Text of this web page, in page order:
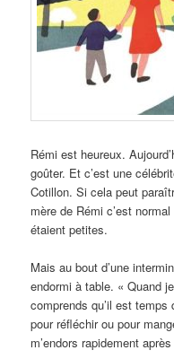
Rémi est heureux.
goûter. Et c’est une
Cotillon. Si cela peut
mère de Rémi c’est
étaient petites.
Mais au bout d’une
endormi à table. « Quand
comprends qu’il est temps
pour réfléchir ou pour
m’endors rapidement